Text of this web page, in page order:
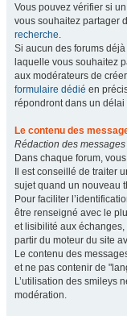
Vous pouvez vérifier si
vous souhaitez partager
recherche.
Si aucun des forums
laquelle vous souhaitez
aux modérateurs de
formulaire dédié en
répondront dans un
Le contenu des
Rédaction des messages
Dans chaque forum,
Il est conseillé de traiter
sujet quand un nouveau
Pour faciliter
être renseigné avec le
et lisibilité aux
partir du moteur du site
Le contenu des
et ne pas contenir de
L’utilisation des smileys
modération.